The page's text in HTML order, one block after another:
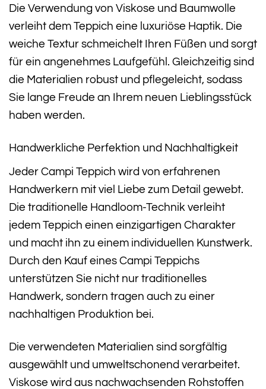
Die Verwendung von Viskose und Baumwolle
verleiht dem Teppich eine luxuriöse Haptik. Die
weiche Textur schmeichelt Ihren Füßen und sorgt
für ein angenehmes Laufgefühl. Gleichzeitig sind
die Materialien robust und pflegeleicht, sodass
Sie lange Freude an Ihrem neuen Lieblingsstück
haben werden.
Handwerkliche Perfektion und Nachhaltigkeit
Jeder Campi Teppich wird von erfahrenen
Handwerkern mit viel Liebe zum Detail gewebt.
Die traditionelle Handloom-Technik verleiht
jedem Teppich einen einzigartigen Charakter
und macht ihn zu einem individuellen Kunstwerk.
Durch den Kauf eines Campi Teppichs
unterstützen Sie nicht nur traditionelles
Handwerk, sondern tragen auch zu einer
nachhaltigen Produktion bei.
Die verwendeten Materialien sind sorgfältig
ausgewählt und umweltschonend verarbeitet.
Viskose wird aus nachwachsenden Rohstoffen